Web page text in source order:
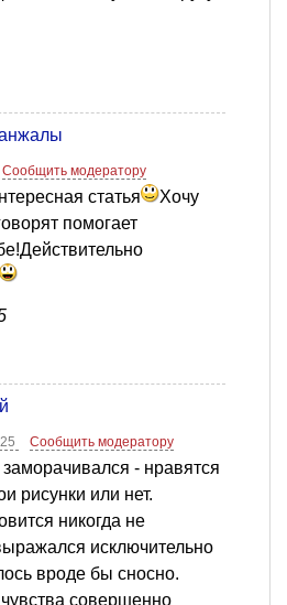
Сообщить модератору
статья
Хочу
помогает
Сообщить модератору
- нравятся
рисунки или нет.
никогда не
исключительно
вроде бы сносно.
совершенно